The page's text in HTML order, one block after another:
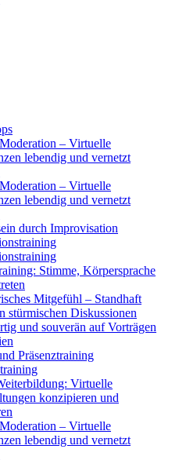
– Virtuelle
lebendig und vernetzt
– Virtuelle
lebendig und vernetzt
durch Improvisation
Stimme, Körpersprache
Mitgefühl – Standhaft
stürmischen Diskussionen
und souverän auf Vorträgen
Präsenztraining
Virtuelle
konzipieren und
– Virtuelle
lebendig und vernetzt